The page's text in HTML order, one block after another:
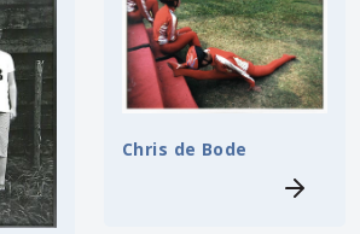
Chris de Bode